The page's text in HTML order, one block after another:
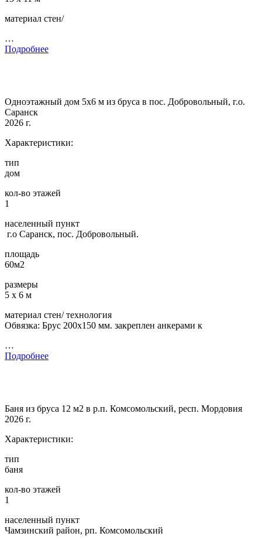
материал стен/
…
Подробнее
Одноэтажный дом 5х6 м из бруса в пос. Добровольный, г.о.
Саранск
2026 г.
Характеристики:
тип
дом
кол-во этажей
1
населенный пункт
г.о Саранск, пос. Добровольный.
площадь
60м2
размеры
5 х 6 м
материал стен/ технология
Обвязка: Брус 200х150 мм. закреплен анкерами к
…
Подробнее
Баня из бруса 12 м2 в р.п. Комсомольский, респ. Мордовия
2026 г.
Характеристики:
тип
баня
кол-во этажей
1
населенный пункт
Чамзинский район, рп. Комсомольский